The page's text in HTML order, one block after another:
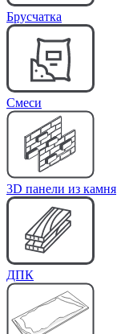
Брусчатка
Cмеси
3D панели из камня
ДПК